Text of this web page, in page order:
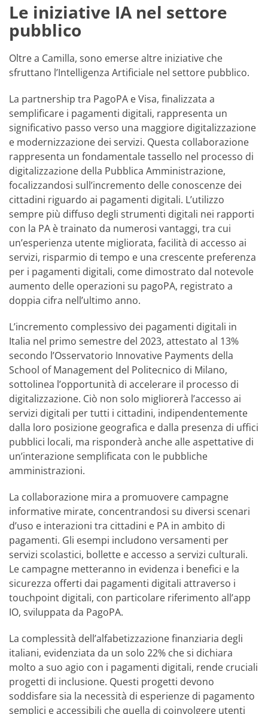
Le iniziative IA nel settore
pubblico
Oltre a Camilla, sono emerse altre iniziative che
sfruttano l’Intelligenza Artificiale nel settore pubblico.
La partnership tra PagoPA e Visa, finalizzata a
semplificare i pagamenti digitali, rappresenta un
significativo passo verso una maggiore digitalizzazione
e modernizzazione dei servizi. Questa collaborazione
rappresenta un fondamentale tassello nel processo di
digitalizzazione della Pubblica Amministrazione,
focalizzandosi sull’incremento delle conoscenze dei
cittadini riguardo ai pagamenti digitali. L’utilizzo
sempre più diffuso degli strumenti digitali nei rapporti
con la PA è trainato da numerosi vantaggi, tra cui
un’esperienza utente migliorata, facilità di accesso ai
servizi, risparmio di tempo e una crescente preferenza
per i pagamenti digitali, come dimostrato dal notevole
aumento delle operazioni su pagoPA, registrato a
doppia cifra nell’ultimo anno.
L’incremento complessivo dei pagamenti digitali in
Italia nel primo semestre del 2023, attestato al 13%
secondo l’Osservatorio Innovative Payments della
School of Management del Politecnico di Milano,
sottolinea l’opportunità di accelerare il processo di
digitalizzazione. Ciò non solo migliorerà l’accesso ai
servizi digitali per tutti i cittadini, indipendentemente
dalla loro posizione geografica e dalla presenza di uffici
pubblici locali, ma risponderà anche alle aspettative di
un’interazione semplificata con le pubbliche
amministrazioni.
La collaborazione mira a promuovere campagne
informative mirate, concentrandosi su diversi scenari
d’uso e interazioni tra cittadini e PA in ambito di
pagamenti. Gli esempi includono versamenti per
servizi scolastici, bollette e accesso a servizi culturali.
Le campagne metteranno in evidenza i benefici e la
sicurezza offerti dai pagamenti digitali attraverso i
touchpoint digitali, con particolare riferimento all’app
IO, sviluppata da PagoPA.
La complessità dell’alfabetizzazione finanziaria degli
italiani, evidenziata da un solo 22% che si dichiara
molto a suo agio con i pagamenti digitali, rende cruciali
progetti di inclusione. Questi progetti devono
soddisfare sia la necessità di esperienze di pagamento
semplici e accessibili che quella di coinvolgere utenti